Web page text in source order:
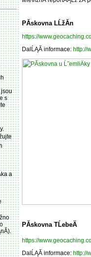
s
a
PĂ­skovna LĹžĂ­n
https://
DalĹĄĂ­ informace: http://
PĂ­skovna TĹebeÄ
https://
DalĹĄĂ­ informace: http://